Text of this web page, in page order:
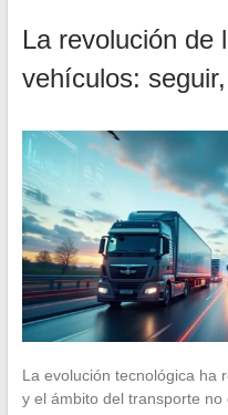
La revolución de
vehículos:
La evolución tecnológica ha
y el ámbito del transporte no